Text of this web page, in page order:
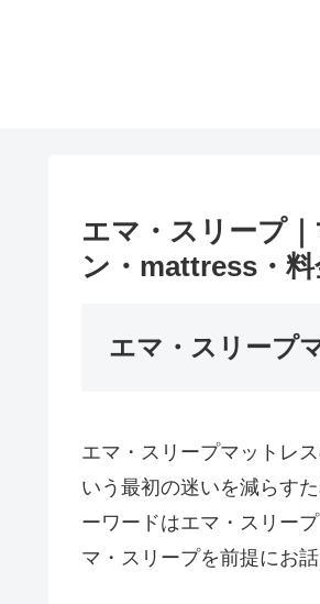
エマ・スリープ
ン・mattress・料
エマ・スリープ
エマ・スリープマットレ
いう最初の迷いを減らす
ーワードはエマ・スリー
マ・スリープを前提にお話